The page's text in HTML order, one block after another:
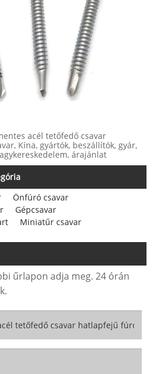
acél tetőfedő csavar
Kína, gyártók, beszállítók, gyár,
árajánlat
Önfúró csavar
Gépcsavar
Miniatűr csavar
űrlapon adja meg. 24 órán